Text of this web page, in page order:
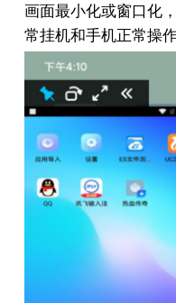
画面最小化或窗口化
常挂机和手机正常操作